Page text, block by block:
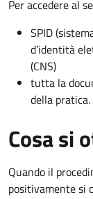
Per accedere al
SPID
d’identità
(CNS)
tutta la
della pratica.
Cosa si
Quando il
positivamente si